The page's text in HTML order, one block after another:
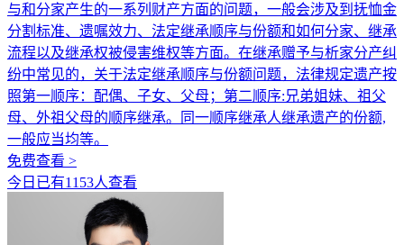
与和分家产生的一系列财产方面的问题，一般会涉及到抚恤金
分割标准、遗嘱效力、法定继承顺序与份额和如何分家、继承
流程以及继承权被侵害维权等方面。在继承赠予与析家分产纠
纷中常见的，关于法定继承顺序与份额问题，法律规定遗产按
照第一顺序：配偶、子女、父母；第二顺序:兄弟姐妹、祖父
母、外祖父母的顺序继承。同一顺序继承人继承遗产的份额,
一般应当均等。
免费查看 >
今日已有1153人查看